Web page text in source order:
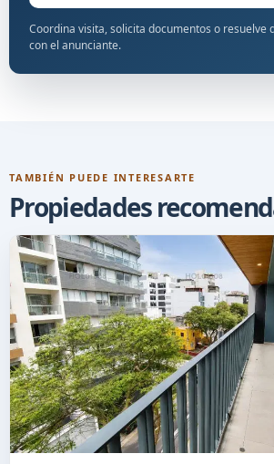
Coordina visita, solicita documentos o resuelve
con el anunciante.
TAMBIÉN PUEDE INTERESARTE
Propiedades